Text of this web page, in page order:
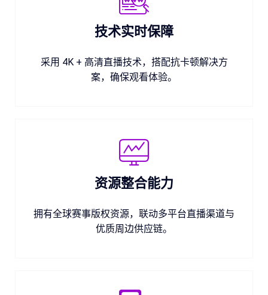
技术实时保障
采用 4K + 高清直播技术，搭配抗卡顿解决方
案，确保观看体验。
资源整合能力
拥有全球赛事版权资源，联动多平台直播渠道与
优质周边供应链。